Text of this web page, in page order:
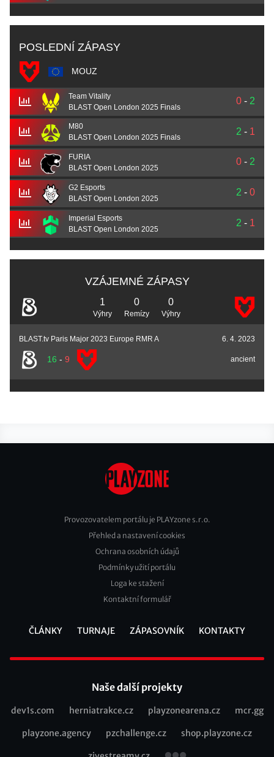
POSLEDNÍ ZÁPASY
MOUZ
Team Vitality
BLAST Open London 2025 Finals
0 - 2
M80
BLAST Open London 2025 Finals
2 - 1
FURIA
BLAST Open London 2025
0 - 2
G2 Esports
BLAST Open London 2025
2 - 0
Imperial Esports
BLAST Open London 2025
2 - 1
VZÁJEMNÉ ZÁPASY
1
Výhry
0
Remízy
0
Výhry
BLAST.tv Paris Major 2023 Europe RMR A 6. 4. 2023
16 - 9 ancient
Footer
Provozovatelem portálu je PLAYzone s.r.o.
Přehled a nastavení cookies
Ochrana osobních údajů
Podmínky užití portálu
Loga ke stažení
Kontaktní formulář
ČLÁNKY TURNAJE ZÁPASOVNÍK KONTAKTY
Naše další projekty
Recommended
dev1s.com herniatrakce.cz playzonearena.cz mcr.gg
playzone.agency pzchallenge.cz shop.playzone.cz